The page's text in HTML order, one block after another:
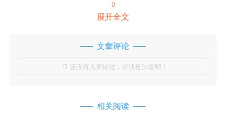

展开全文
文章评论
 还没有人评论过，赶快抢沙发吧！
相关阅读